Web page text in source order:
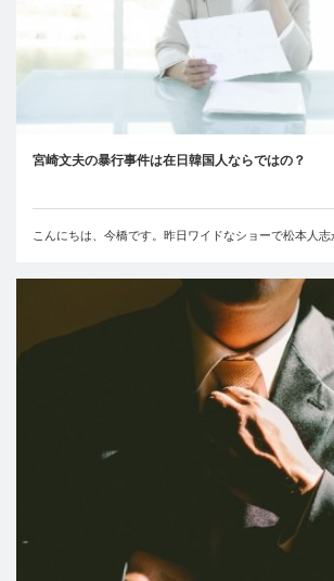
宮崎文夫の暴行事件は在日韓国人ならではの？
こんにちは、今橋です。昨日ワイドなショーで松本人